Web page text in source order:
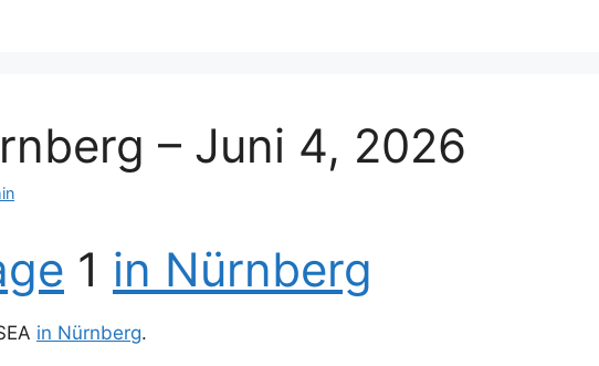
– Juni 4, 2026
1 in Nürnberg
in Nürnberg.